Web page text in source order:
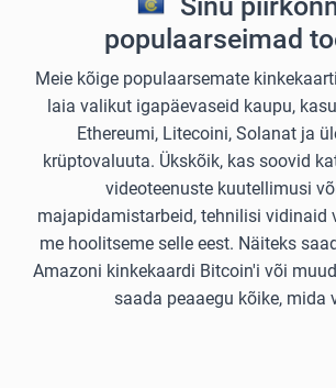
populaarseimad
Meie kõige populaarsemate
laia valikut igapäevaseid kaupu,
Ethereumi, Litecoini, Solanat ja
krüptovaluuta. Ükskõik, kas soovid
videoteenuste kuutellimusi
majapidamistarbeid, tehnilisi vidinaid
me hoolitseme selle eest. Näiteks
Amazoni kinkekaardi Bitcoin'i või
saada peaaegu kõike, mida